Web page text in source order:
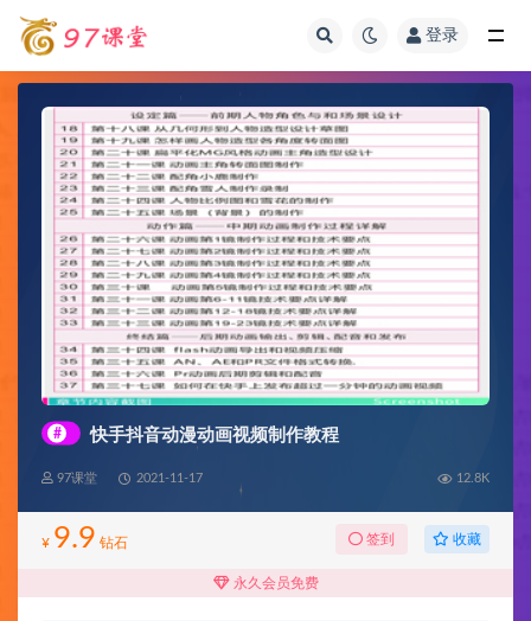
登录
# 快手抖音动漫动画视频制作教程
97课堂 2021-11-17 12.8K
¥ 9.9 钻石 签到 收藏
永久会员免费